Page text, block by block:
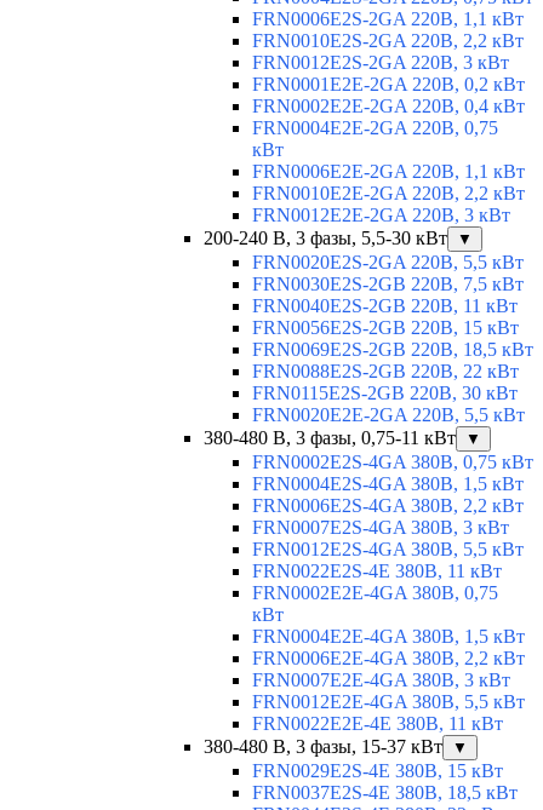
FRN0006E2S-2GA 220В, 1,1 кВт
FRN0010E2S-2GA 220В, 2,2 кВт
FRN0012E2S-2GA 220В, 3 кВт
FRN0001E2E-2GA 220В, 0,2 кВт
FRN0002E2E-2GA 220В, 0,4 кВт
FRN0004E2E-2GA 220В, 0,75
кВт
FRN0006E2E-2GA 220В, 1,1 кВт
FRN0010E2E-2GA 220В, 2,2 кВт
FRN0012E2E-2GA 220В, 3 кВт
200-240 В, 3 фазы, 5,5-30 кВт
▼
FRN0020E2S-2GA 220В, 5,5 кВт
FRN0030E2S-2GB 220В, 7,5 кВт
FRN0040E2S-2GB 220В, 11 кВт
FRN0056E2S-2GB 220В, 15 кВт
FRN0069E2S-2GB 220В, 18,5 кВт
FRN0088E2S-2GB 220В, 22 кВт
FRN0115E2S-2GB 220В, 30 кВт
FRN0020E2E-2GA 220В, 5,5 кВт
380-480 В, 3 фазы, 0,75-11 кВт
▼
FRN0002E2S-4GA 380В, 0,75 кВт
FRN0004E2S-4GA 380В, 1,5 кВт
FRN0006E2S-4GA 380В, 2,2 кВт
FRN0007E2S-4GA 380В, 3 кВт
FRN0012E2S-4GA 380В, 5,5 кВт
FRN0022E2S-4E 380В, 11 кВт
FRN0002E2E-4GA 380В, 0,75
кВт
FRN0004E2E-4GA 380В, 1,5 кВт
FRN0006E2E-4GA 380В, 2,2 кВт
FRN0007E2E-4GA 380В, 3 кВт
FRN0012E2E-4GA 380В, 5,5 кВт
FRN0022E2E-4E 380В, 11 кВт
380-480 В, 3 фазы, 15-37 кВт
▼
FRN0029E2S-4E 380В, 15 кВт
FRN0037E2S-4E 380В, 18,5 кВт